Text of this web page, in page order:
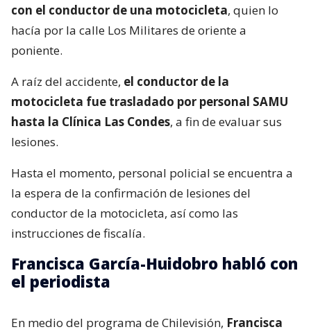
con el conductor de una motocicleta, quien lo
hacía por la calle Los Militares de oriente a
poniente.
A raíz del accidente, el conductor de la
motocicleta fue trasladado por personal SAMU
hasta la Clínica Las Condes, a fin de evaluar sus
lesiones.
Hasta el momento, personal policial se encuentra a
la espera de la confirmación de lesiones del
conductor de la motocicleta, así como las
instrucciones de fiscalía.
Francisca García-Huidobro habló con
el periodista
En medio del programa de Chilevisión, Francisca